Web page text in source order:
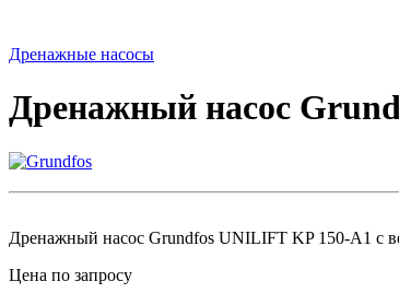
Дренажные насосы
Дренажный насос
Дренажный насос Grundfos UNILIFT KP 150-A1 с
Цена по запросу